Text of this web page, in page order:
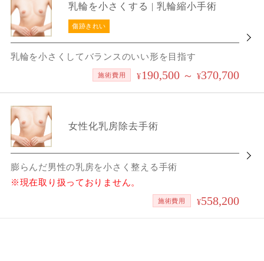
乳輪を小さくする | 乳輪縮小手術
傷跡きれい
乳輪を小さくしてバランスのいい形を目指す
施術費用 ¥ 190,500 ～ ¥370,700
女性化乳房除去手術
膨らんだ男性の乳房を小さく整える手術
※現在取り扱っておりません。
施術費用 ¥558,200